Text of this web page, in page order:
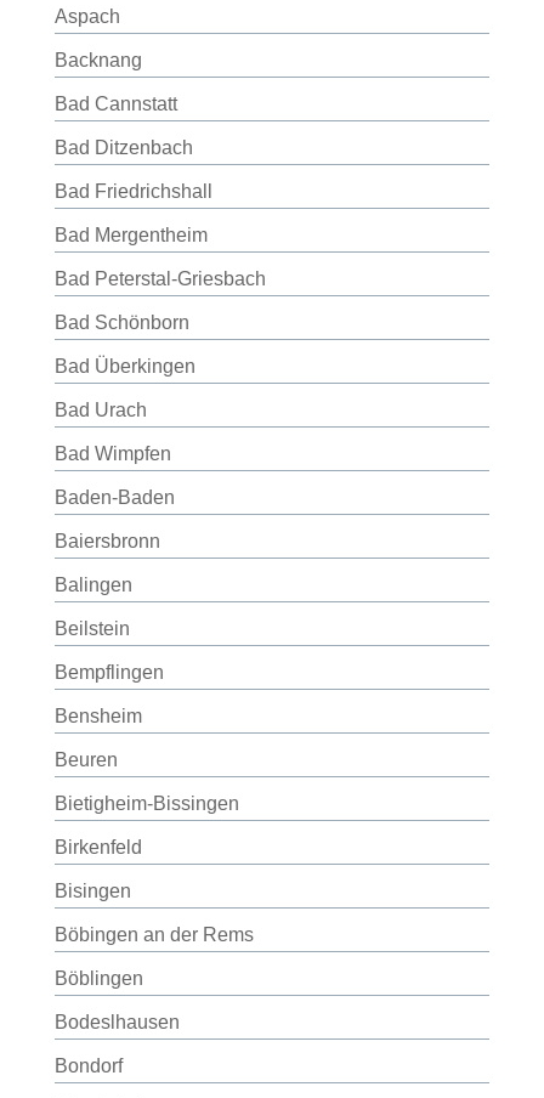
Aspach
Backnang
Bad Cannstatt
Bad Ditzenbach
Bad Friedrichshall
Bad Mergentheim
Bad Peterstal-Griesbach
Bad Schönborn
Bad Überkingen
Bad Urach
Bad Wimpfen
Baden-Baden
Baiersbronn
Balingen
Beilstein
Bempflingen
Bensheim
Beuren
Bietigheim-Bissingen
Birkenfeld
Bisingen
Böbingen an der Rems
Böblingen
Bodeslhausen
Bondorf